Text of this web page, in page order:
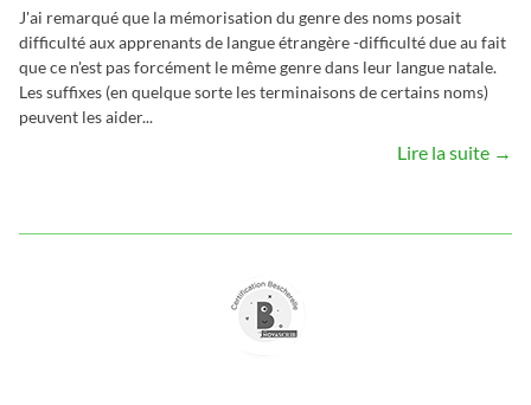
J'ai remarqué que la mémorisation du genre des noms posait
difficulté aux apprenants de langue étrangère -difficulté due au fait
que ce n'est pas forcément le même genre dans leur langue natale.
Les suffixes (en quelque sorte les terminaisons de certains noms)
peuvent les aider...
Lire la suite →